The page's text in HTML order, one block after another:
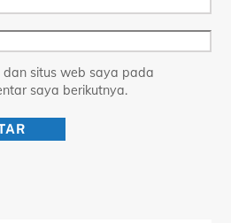
dan situs web saya pada
saya berikutnya.